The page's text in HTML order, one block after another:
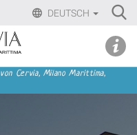
DEUTSCH
Cervia, Milano Marittima,